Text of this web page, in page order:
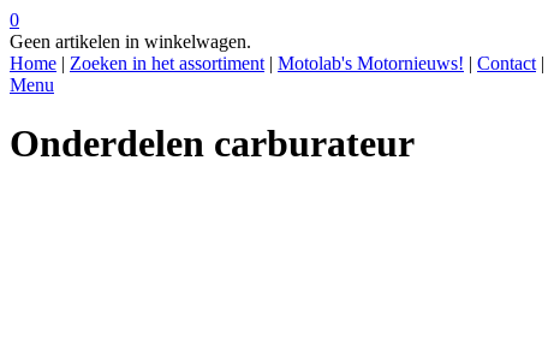
0
Geen artikelen in winkelwagen.
Home | Zoeken in het assortiment | Motolab's Motornieuws! | Contact |
Menu
Onderdelen carburateur